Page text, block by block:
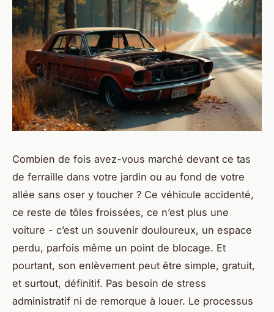
Combien de fois avez-vous marché devant ce tas
de ferraille dans votre jardin ou au fond de votre
allée sans oser y toucher ? Ce véhicule accidenté,
ce reste de tôles froissées, ce n’est plus une
voiture - c’est un souvenir douloureux, un espace
perdu, parfois même un point de blocage. Et
pourtant, son enlèvement peut être simple, gratuit,
et surtout, définitif. Pas besoin de stress
administratif ni de remorque à louer. Le processus